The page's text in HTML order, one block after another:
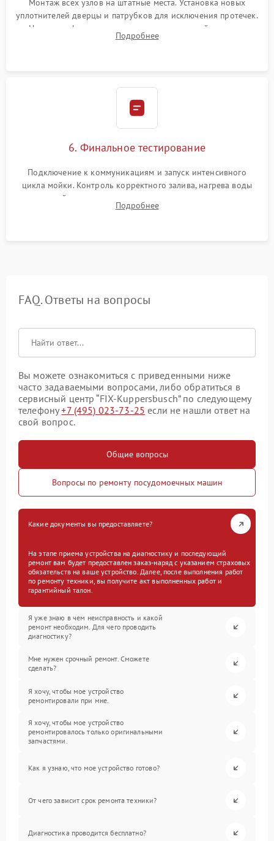
Монтаж всех узлов на штатные места. Установка новых
уплотнителей дверцы и патрубков для исключения протечек.
Надежная фиксация хомутов гидравлической системы,
сборка корпуса и установка датчика поплавка.
Подробнее
6. Финальное тестирование
Подключение к коммуникациям и запуск интенсивного
цикла мойки. Контроль корректного залива, нагрева воды
до нужной температуры, отсутствия посторонних шумов,
штатного слива и абсолютной сухости в поддоне.
Подробнее
FAQ. Ответы на вопросы
Вы можете ознакомиться с приведенными ниже
часто задаваемыми вопросами, либо обратиться в
сервисный центр “FIX-Kuppersbusch” по следующему
телефону+7 (495) 023-73-25 если не нашли ответ на
свой вопрос.
Общие вопросы
Вопросы по ремонту посудомоечных машин
Какие документы вы предоставляете?
На этапе приема устройства на диагностику и последующий
ремонт вам будет предоставлен заказ-наряд с указанием страховых
обязательств на ваше устройство. Далее, после выполнения работ
по ремонту техники, вы получите акт выполненных работ и
гарантийный талон.
Я уже знаю в чем неисправность и какой
ремонт необходим. Для чего проводить
диагностику?
Мне нужен срочный ремонт. Сможете
сделать?
Я хочу, чтобы мое устройство
ремонтировали при мне.
Я хочу, чтобы мое устройство
ремонтировалось только оригинальными
запчастями.
Как я узнаю, что мое устройство готово?
От чего зависит срок ремонта техники?
Диагностика проводится бесплатно?